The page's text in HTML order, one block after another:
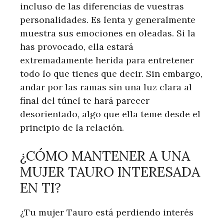
incluso de las diferencias de vuestras
personalidades. Es lenta y generalmente
muestra sus emociones en oleadas. Si la
has provocado, ella estará
extremadamente herida para entretener
todo lo que tienes que decir. Sin embargo,
andar por las ramas sin una luz clara al
final del túnel te hará parecer
desorientado, algo que ella teme desde el
principio de la relación.
¿CÓMO MANTENER A UNA
MUJER TAURO INTERESADA
EN TI?
¿Tu mujer Tauro está perdiendo interés